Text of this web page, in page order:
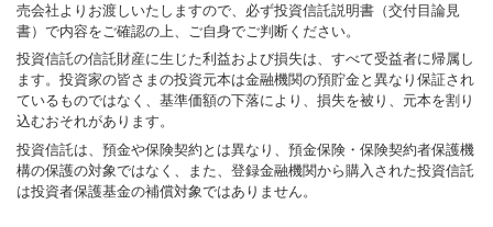
売会社よりお渡しいたしますので、必ず投資信託説明書（交付目論見
書）で内容をご確認の上、ご自身でご判断ください。
投資信託の信託財産に生じた利益および損失は、すべて受益者に帰属し
ます。投資家の皆さまの投資元本は金融機関の預貯金と異なり保証され
ているものではなく、基準価額の下落により、損失を被り、元本を割り
込むおそれがあります。
投資信託は、預金や保険契約とは異なり、預金保険・保険契約者保護機
構の保護の対象ではなく、また、登録金融機関から購入された投資信託
は投資者保護基金の補償対象ではありません。